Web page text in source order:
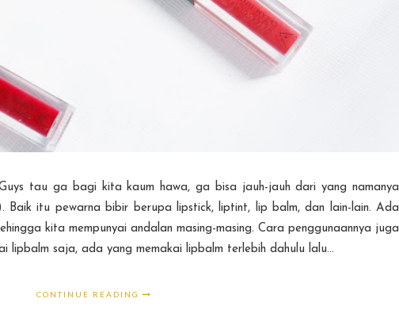
tau ga bagi kita kaum hawa, ga bisa jauh-jauh dari yang namanya
Baik itu pewarna bibir berupa lipstick, liptint, lip balm, dan lain-lain. Ada
kita mempunyai andalan masing-masing. Cara penggunaannya juga
lipbalm saja, ada yang memakai lipbalm terlebih dahulu lalu...
CONTINUE READING